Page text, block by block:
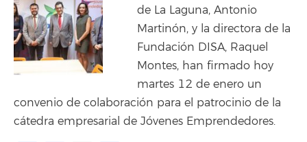
de La Laguna, Antonio
Martinón, y la directora de la
Fundación DISA, Raquel
Montes, han firmado hoy
martes 12 de enero un
convenio de colaboración para el patrocinio de la
cátedra empresarial de Jóvenes Emprendedores.